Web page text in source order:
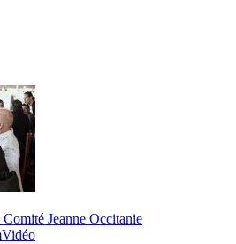
Jeanne Occitanie